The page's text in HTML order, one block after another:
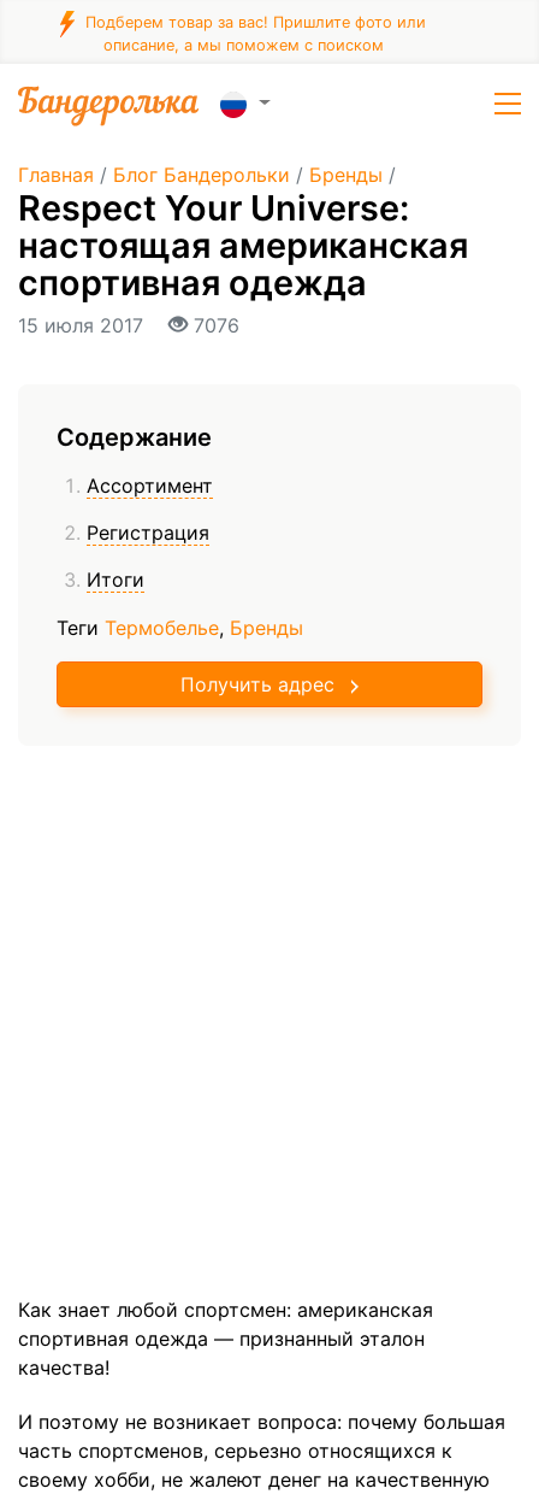
Подберем товар за вас! Пришлите фото или
описание, а мы поможем с поиском
Главная / Блог Бандерольки / Бренды /
Respect Your Universe:
настоящая американская
спортивная одежда
15 июля 2017 7076
Содержание
Ассортимент
Регистрация
Итоги
Теги Термобелье, Бренды
Получить адрес
Как знает любой спортсмен: американская
спортивная одежда — признанный эталон
качества!
И поэтому не возникает вопроса: почему большая
часть спортсменов, серьезно относящихся к
своему хобби, не жалеют денег на качественную